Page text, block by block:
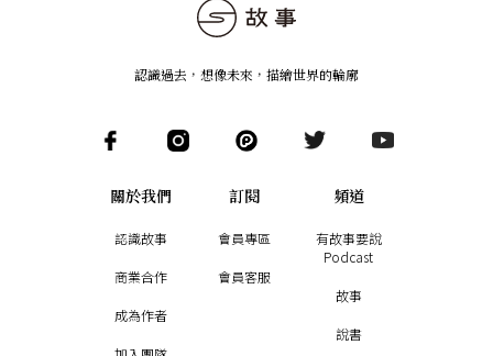
認識過去，想像未來 ， 描繪世界的輪廓
關於我們
認識故事
商業合作
成為作者
訂閱
會員專區
會員客服
頻道
有故事要說
Podcast
故事
說書